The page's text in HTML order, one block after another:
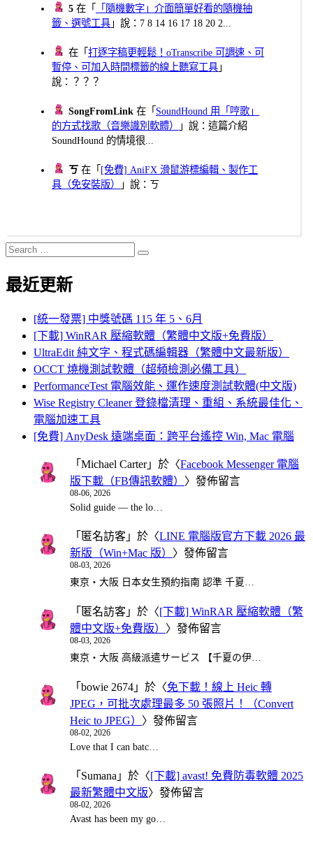
5 在「
「隨機數字」介面簡單好看的隨機抽
籤、選號工具 」說：7 8 14 16 17 18 20 2...
在「打逐字稿更輕鬆！oTranscribe 可調速、可
暫停、可加入時間標籤的線上聽寫工具 」
說：？？？
SongFromLink 在「 SoundHound 用「哼歌」
的方式找歌（音樂識別軟體）
」說：這篇介紹
SoundHound 的情境很...
ㄎ 在「 [免費] AniFX 滑鼠游標編輯、製作工
具（免安裝版）
」說：ㄎ
Search
for:
Search
最近更新
[統一發票] 中獎號碼 115 年 5、6月
[下載] WinRAR 壓縮軟體（繁體中文版+免費版）
UltraEdit 純文字、程式碼編輯器（繁體中文最新版）
OCCT 燒機測試軟體（超頻檢測必備工具）
PerformanceTest 電腦效能、運作速度測試軟體(中文版)
Wise Registry Cleaner 登錄檔清理、重組、系統最佳化、
電腦加速工具
[免費] AnyDesk 遠端桌面：跨平台遙控 Win, Mac 電腦
「 Michael Carter」於〈Facebook Messenger 電腦
版下載（FB傳訊軟體） 〉發佈留言
08-06, 2026
Solid guide — the lo…
「 匿名訪客 」於〈LINE 電腦版官方下載 2026 最
新版（Win+Mac 版） 〉發佈留言
08-03, 2026
東京・大阪 日本女生預約指南 認準 千夏…
「 匿名訪客 」於〈[下載] WinRAR 壓縮軟體（繁
體中文版+免費版） 〉發佈留言
08-03, 2026
東京・大阪 高級派遣サービス 【千夏の伊…
「 bowie 2674 」於〈免下載！線上 Heic 轉
JPEG，可批次處理最多 50 張照片！（Convert
Heic to JPEG） 〉發佈留言
08-02, 2026
Love that I can batc…
「 Sumana 」於〈[下載] avast! 免費防毒軟體 2025
最新繁體中文版〉發佈留言
08-02, 2026
Avast has been my go…